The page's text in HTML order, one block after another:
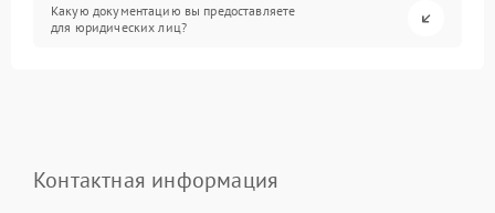
Какую документацию вы предоставляете
для юридических лиц?
Контактная информация